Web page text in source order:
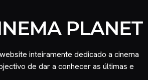
inteiramente dedicado a cinema
de dar a conhecer as últimas e